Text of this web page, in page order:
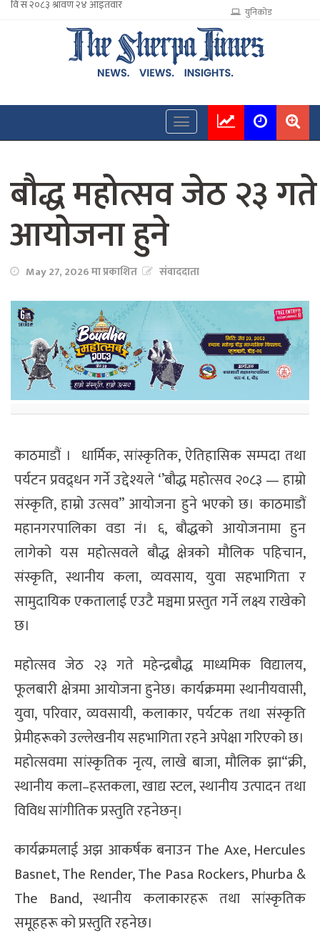
युनिकोड
बौद्ध महोत्सव जेठ २३ गते
आयोजना हुने
May 27, 2026 मा प्रकाशित संवाददाता
काठमाडौं । धार्मिक, सांस्कृतिक, ऐतिहासिक सम्पदा तथा
पर्यटन प्रवद्र्धन गर्ने उद्देश्यले ‘’बौद्ध महोत्सव २०८३ — हाम्रो
संस्कृति, हाम्रो उत्सव” आयोजना हुने भएको छ। काठमाडौं
महानगरपालिका वडा नं। ६, बौद्धको आयोजनामा हुन
लागेको यस महोत्सवले बौद्ध क्षेत्रको मौलिक पहिचान,
संस्कृति, स्थानीय कला, व्यवसाय, युवा सहभागिता र
सामुदायिक एकतालाई एउटै मञ्चमा प्रस्तुत गर्ने लक्ष्य राखेको
छ।
महोत्सव जेठ २३ गते महेन्द्रबौद्ध माध्यमिक विद्यालय,
फूलबारी क्षेत्रमा आयोजना हुनेछ। कार्यक्रममा स्थानीयवासी,
युवा, परिवार, व्यवसायी, कलाकार, पर्यटक तथा संस्कृति
प्रेमीहरूको उल्लेखनीय सहभागिता रहने अपेक्षा गरिएको छ।
महोत्सवमा सांस्कृतिक नृत्य, लाखे बाजा, मौलिक झा“क्री,
स्थानीय कला–हस्तकला, खाद्य स्टल, स्थानीय उत्पादन तथा
विविध सांगीतिक प्रस्तुति रहनेछन्।
कार्यक्रमलाई अझ आकर्षक बनाउन The Axe, Hercules
Basnet, The Render, The Pasa Rockers, Phurba &
The Band, स्थानीय कलाकारहरू तथा सांस्कृतिक
समूहहरू को प्रस्तुति रहनेछ।